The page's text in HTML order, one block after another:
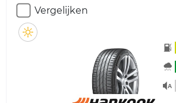
Vergelijken